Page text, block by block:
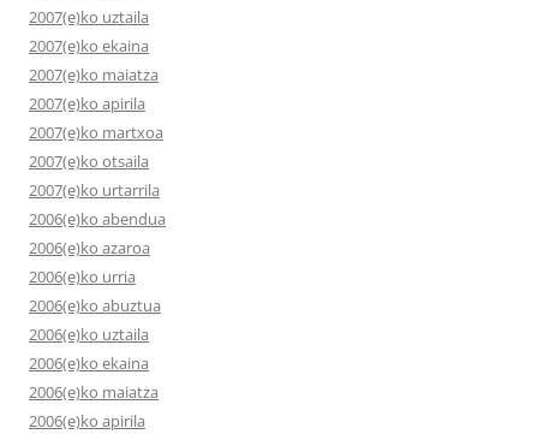
2007(e)ko uztaila
2007(e)ko ekaina
2007(e)ko maiatza
2007(e)ko apirila
2007(e)ko martxoa
2007(e)ko otsaila
2007(e)ko urtarrila
2006(e)ko abendua
2006(e)ko azaroa
2006(e)ko urria
2006(e)ko abuztua
2006(e)ko uztaila
2006(e)ko ekaina
2006(e)ko maiatza
2006(e)ko apirila